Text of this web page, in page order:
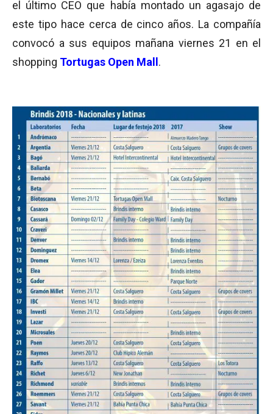
el último CEO que había montado un agasajo de
este tipo hace cerca de cinco años. La compañía
convocó a sus equipos mañana viernes 21 en el
shopping Tortugas Open Mall .